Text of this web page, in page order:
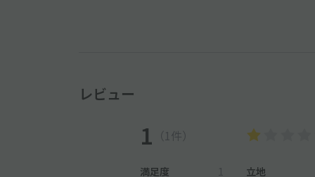
レビュー
1 （1件）
満足度 1 立地